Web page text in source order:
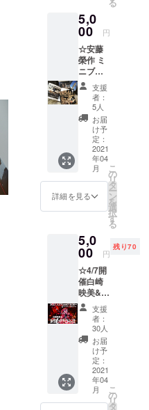
ださい)
出来ま
せん ・
サンク
スメー
ル ・会
場エン
トラン
スにて
ご芳名
掲示(備
考欄に
てご芳
名のお
名前を
お知ら
せくだ
さい。
の旨ご
記載く
ださい)
5,0
00 円
☆安藤
榮作 ミ
ニブッ
クレッ
ト 氏の
作品や
エッセ
イが詰
まっ
た、
フォト
ブック
レッ
ト。 ・
サンク
スメー
場エン
トラン
スにて
ご芳名
掲示(備
考欄に
て掲示
用のお
名前を
お知ら
せくだ
さい。
掲示不
要の方
は、そ
の旨ご
支援
者：
5人
お届
け予
定：
2021
年04
月
詳細を見る
こ
の
リ
タ
ー
ン
を
選
択
す
る
5,0
00 円
残り70
☆4/7開
催白崎
映美&東
北6県
ろ〜る
ショー‼︎
チケッ
ト(大人
1枚) ・
白崎映
美画伯
作 ア
マビエ
支援
者：
30人
お届
け予
定：
2021
年04
月
こ
の
リ
タ